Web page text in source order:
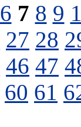
6 7 8 9
27 28
46 47
60 61